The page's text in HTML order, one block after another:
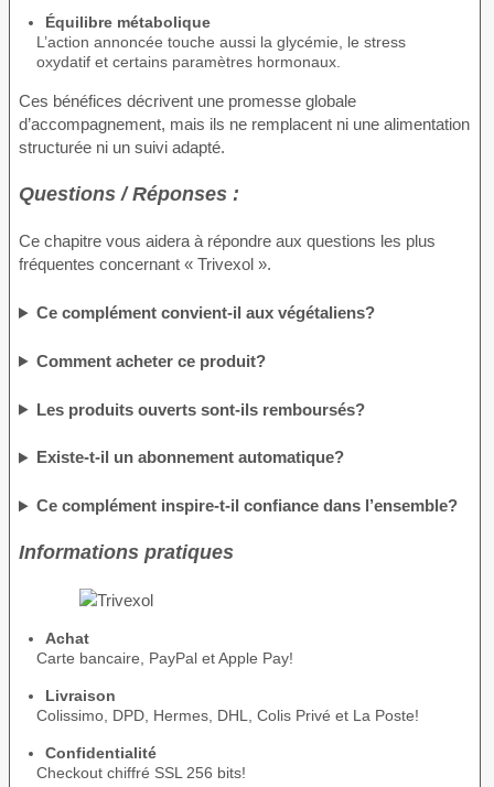
Équilibre métabolique
L’action annoncée touche aussi la glycémie, le stress
oxydatif et certains paramètres hormonaux.
Ces bénéfices décrivent une promesse globale
d’accompagnement, mais ils ne remplacent ni une alimentation
structurée ni un suivi adapté.
Questions / Réponses :
Ce chapitre vous aidera à répondre aux questions les plus
fréquentes concernant « Trivexol ».
Ce complément convient-il aux végétaliens?
Comment acheter ce produit?
Les produits ouverts sont-ils remboursés?
Existe-t-il un abonnement automatique?
Ce complément inspire-t-il confiance dans l’ensemble?
Informations pratiques
Achat
Carte bancaire, PayPal et Apple Pay!
Livraison
Colissimo, DPD, Hermes, DHL, Colis Privé et La Poste!
Confidentialité
Checkout chiffré SSL 256 bits!